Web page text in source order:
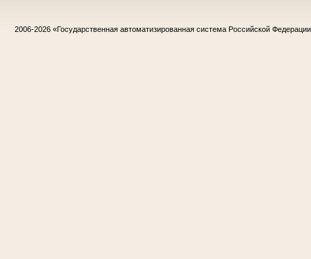
2006-2026 «Государственная автоматизированная система Российской